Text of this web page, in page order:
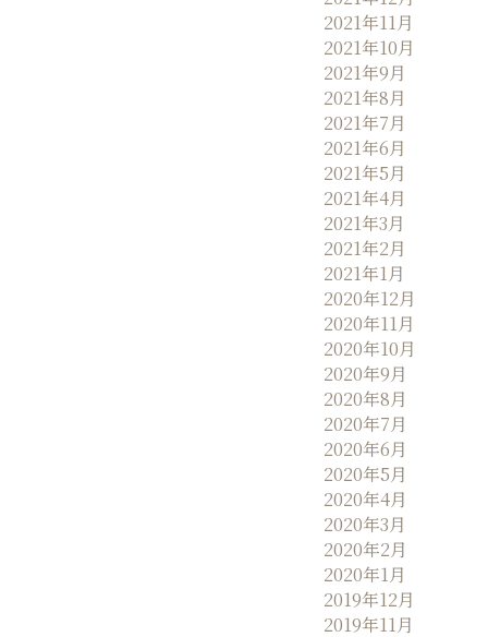
2021年11月
2021年10月
2021年9月
2021年8月
2021年7月
2021年6月
2021年5月
2021年4月
2021年3月
2021年2月
2021年1月
2020年12月
2020年11月
2020年10月
2020年9月
2020年8月
2020年7月
2020年6月
2020年5月
2020年4月
2020年3月
2020年2月
2020年1月
2019年12月
2019年11月